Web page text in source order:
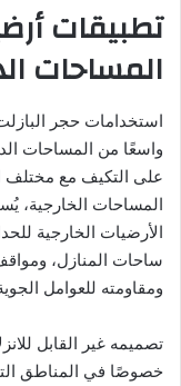
تطبيقات
المساحات
استخدامات حجر
واسعًا من المساحات
على التكيف مع مختلف
المساحات الخارجية،
الأرضيات الخارجية
ساحات المنازل،
ومقاومته للعوامل
تصميمه غير القابل
خصوصًا في المناطق